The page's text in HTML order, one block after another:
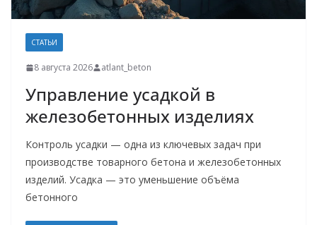
СТАТЬИ
8 августа 2026 atlant_beton
Управление усадкой в
железобетонных изделиях
Контроль усадки — одна из ключевых задач при
производстве товарного бетона и железобетонных
изделий. Усадка — это уменьшение объёма
бетонного